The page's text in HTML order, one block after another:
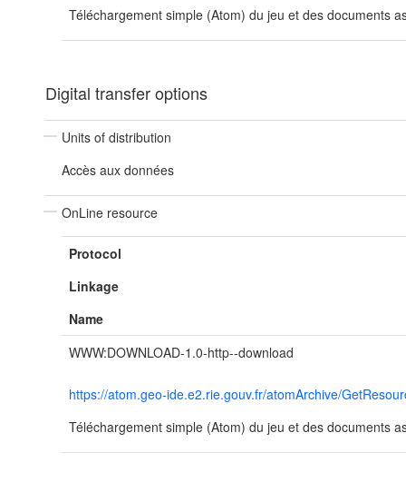
Téléchargement simple (Atom) du jeu et des documents
Digital transfer options
Units of distribution
Accès aux données
OnLine resource
Protocol
Linkage
Name
WWW:DOWNLOAD-1.0-http--download
https://atom.geo-ide.e2.rie.gouv.fr/atomArchive/
Téléchargement simple (Atom) du jeu et des documents